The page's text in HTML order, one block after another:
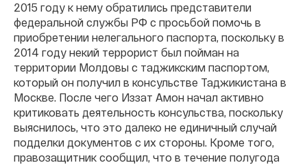
2015 году к нему обратились представители
федеральной службы РФ с просьбой помочь в
приобретении нелегального паспорта, поскольку в
2014 году некий террорист был пойман на
территории Молдовы с таджикским паспортом,
который он получил в консульстве Таджикистана в
Москве. После чего Иззат Амон начал активно
критиковать деятельность консульства, поскольку
выяснилось, что это далеко не единичный случай
подделки документов с их стороны. Кроме того,
правозащитник сообщил, что в течение полугода